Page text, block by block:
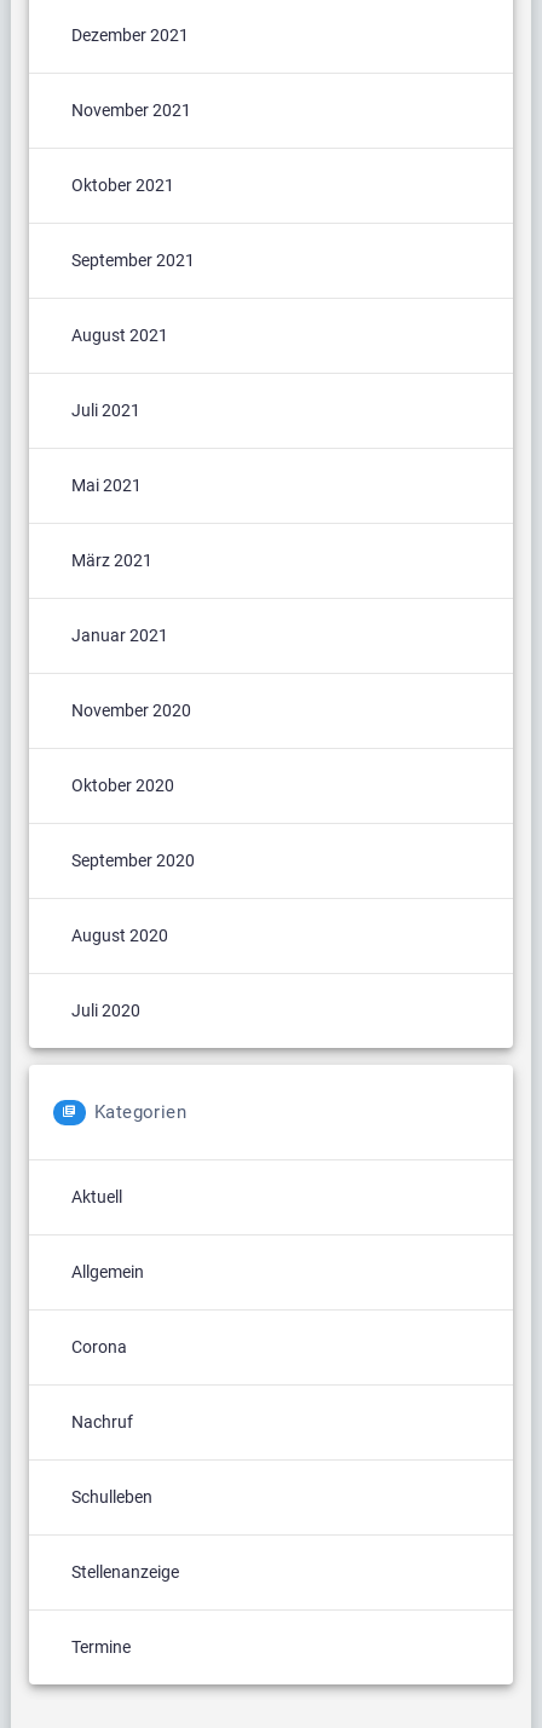
Dezember 2021
November 2021
Oktober 2021
September 2021
August 2021
Juli 2021
Mai 2021
März 2021
Januar 2021
November 2020
Oktober 2020
September 2020
August 2020
Juli 2020
Kategorien
Aktuell
Allgemein
Corona
Nachruf
Schulleben
Stellenanzeige
Termine